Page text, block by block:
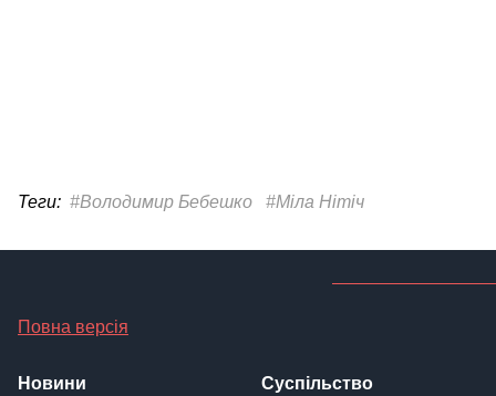
Теги: #Володимир Бебешко #Міла Нітіч
Повна версія
Новини Суспільство